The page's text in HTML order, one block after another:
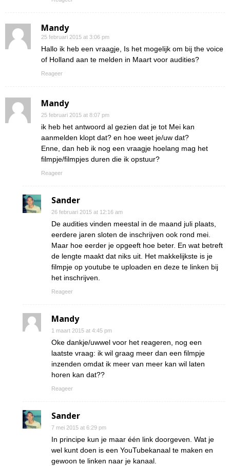
Mandy
25 februari 2015 at 3:06 pm
Hallo ik heb een vraagje, Is het mogelijk om bij the voice
of Holland aan te melden in Maart voor audities?
Reageer
Mandy
25 februari 2015 at 8:07 pm
ik heb het antwoord al gezien dat je tot Mei kan
aanmelden klopt dat? en hoe weet je/uw dat?
Enne, dan heb ik nog een vraagje hoelang mag het
filmpje/filmpjes duren die ik opstuur?
Reageer
Sander
26 februari 2015 at 12:16 am
De audities vinden meestal in de maand juli plaats,
eerdere jaren sloten de inschrijven ook rond mei.
Maar hoe eerder je opgeeft hoe beter. En wat betreft
de lengte maakt dat niks uit. Het makkelijkste is je
filmpje op youtube te uploaden en deze te linken bij
het inschrijven.
Reageer
Mandy
1 maart 2015 at 4:45 pm
Oke dankje/uwwel voor het reageren, nog een
laatste vraag: ik wil graag meer dan een filmpje
inzenden omdat ik meer van meer kan wil laten
horen kan dat??
Reageer
Sander
7 mei 2015 at 6:29 pm
In principe kun je maar één link doorgeven. Wat je
wel kunt doen is een YouTubekanaal te maken en
gewoon te linken naar je kanaal.